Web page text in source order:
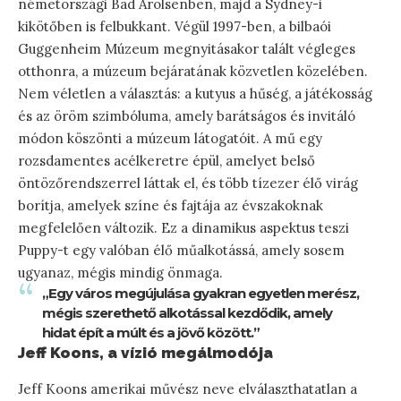
németországi Bad Arolsenben, majd a Sydney-i
kikötőben is felbukkant. Végül 1997-ben, a bilbaói
Guggenheim Múzeum megnyitásakor talált végleges
otthonra, a múzeum bejáratának közvetlen közelében.
Nem véletlen a választás: a kutyus a hűség, a játékosság
és az öröm szimbóluma, amely barátságos és invitáló
módon köszönti a múzeum látogatóit. A mű egy
rozsdamentes acélkeretre épül, amelyet belső
öntözőrendszerrel láttak el, és több tízezer élő virág
borítja, amelyek színe és fajtája az évszakoknak
megfelelően változik. Ez a dinamikus aspektus teszi
Puppy-t egy valóban élő műalkotássá, amely sosem
ugyanaz, mégis mindig önmaga.
„Egy város megújulása gyakran egyetlen merész,
mégis szerethető alkotással kezdődik, amely
hidat épít a múlt és a jövő között.”
Jeff Koons, a vízió megálmodója
Jeff Koons amerikai művész neve elválaszthatatlan a